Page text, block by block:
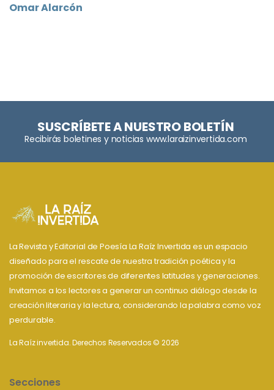
Omar Alarcón
SUSCRÍBETE A NUESTRO BOLETÍN
Recibirás boletines y noticias www.laraizinvertida.com
La Revista y Editorial de Poesía La Raíz Invertida es un espacio
diseñado para el rescate de nuestra tradición poética y la
promoción de escritores de diferentes latitudes y generaciones.
Invitamos a los lectores a generar un continuo diálogo desde la
creación literaria y la lectura, considerando la palabra como voz
perdurable.
La Raíz invertida. Derechos Reservados © 2026
Secciones